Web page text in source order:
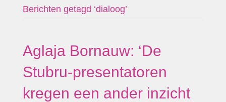
Berichten getagd ‘dialoog’
Aglaja Bornauw: ‘De
Stubru-presentatoren
kregen een ander inzicht